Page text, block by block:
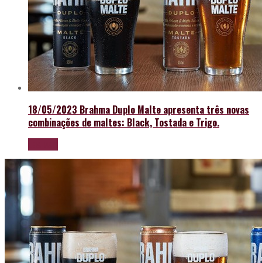
18/05/2023 Brahma Duplo Malte apresenta três novas
combinações de maltes: Black, Tostada e Trigo.